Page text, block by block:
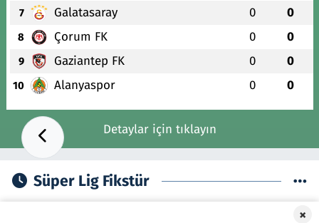
×
7 Galatasaray 0 0
8 Çorum FK 0 0
9 Gaziantep FK 0 0
10 Alanyaspor 0 0
Detaylar için tıklayın
Süper Lig Fikstür